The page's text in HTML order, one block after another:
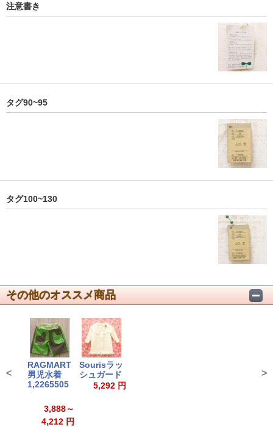
注意書き
タグ90~95
タグ100~130
その他のオススメ商品
RAGMART
男児水着
1,2265505
3,888～
4,212 円
Sourisラッ
シュガード
5,292 円
< >